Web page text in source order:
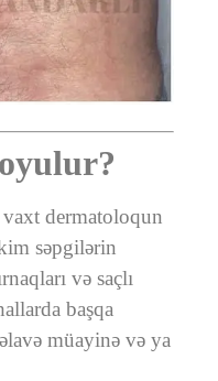
vaxt dermatoloqun
səpgilərin
və saçlı
başqa
müayinə və ya